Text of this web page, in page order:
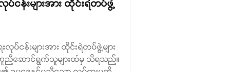
ပ်ငန်းများအား ထိုင်းရဲတပ်ဖွဲ့
ပ်ငန်းများအား ထိုင်းရဲတပ်ဖွဲ့များ
ကူညီဆောင်ရွက်သူများထံမှ သိရသည်။